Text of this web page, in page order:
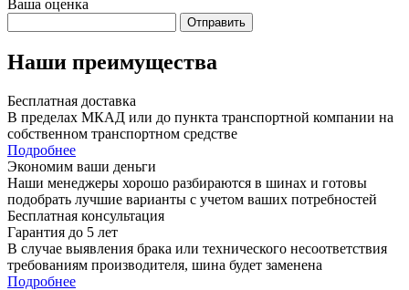
Ваша оценка
Отправить
Наши преимущества
Бесплатная доставка
В пределах МКАД или до пункта транспортной компании на
собственном транспортном средстве
Подробнее
Экономим ваши деньги
Наши менеджеры хорошо разбираются в шинах и готовы
подобрать лучшие варианты с учетом ваших потребностей
Бесплатная консультация
Гарантия до 5 лет
В случае выявления брака или технического несоответствия
требованиям производителя, шина будет заменена
Подробнее